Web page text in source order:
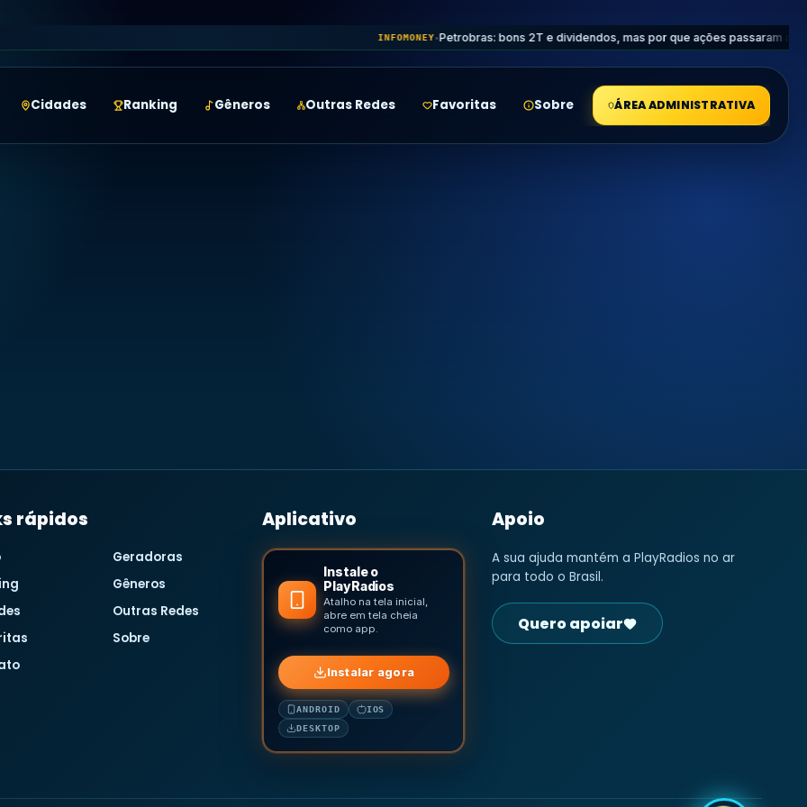
INFOMONEY•Petrobras: bons 2T e dividendos, mas por que ações passaram a cair mais de
Cidades Ranking Gêneros Outras Redes Favoritas Sobre ÁREA ADMINISTRATIVA
rápidos
Geradoras
Gêneros
Outras Redes
Sobre
Aplicativo
Instale o
PlayRadios
Atalho na tela inicial,
abre em tela cheia
como app.
Instalar agora
ANDROID
IOS
DESKTOP
Apoio
A sua ajuda mantém a PlayRadios no ar
para todo o Brasil.
Quero apoiar